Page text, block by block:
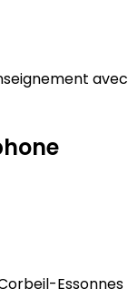
avec
Essonnes